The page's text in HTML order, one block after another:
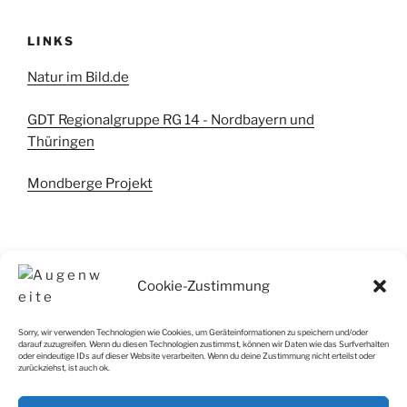
Cookie-Zustimmung
Sorry, wir verwenden Technologien wie Cookies, um Geräteinformationen zu speichern und/oder
darauf zuzugreifen. Wenn du diesen Technologien zustimmst, können wir Daten wie das Surfverhalten
oder eindeutige IDs auf dieser Website verarbeiten. Wenn du deine Zustimmung nicht erteilst oder
zurückziehst, ist auch ok.
LINKS
Natur im Bild.de
GDT Regionalgruppe RG 14 - Nordbayern und
Thüringen
Mondberge Projekt
IMPRESSUM
Impressum